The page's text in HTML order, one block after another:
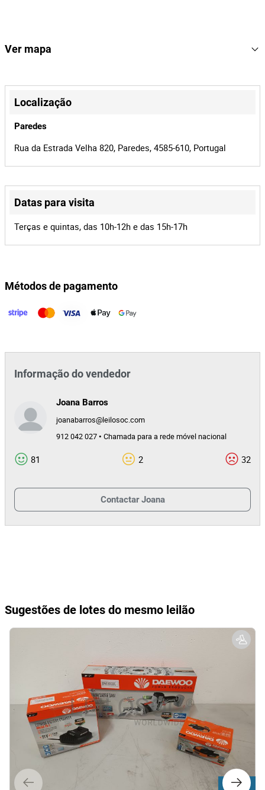
Referência
Id do leilão 42524
Id do lote
Ver mapa
+
−
Leaflet ©OpenStreetMap
Localização
Paredes
Rua da Estrada Velha 820, Paredes, 4585-610, Portugal
Datas para visita
Terças e quintas, das 10h-12h e das 15h-17h
Métodos de pagamento
Informação do vendedor
Joana Barros
joanabarros@leilosoc.com
912 042 027 • Chamada para a rede móvel nacional
81 2 32
Contactar Joana
Sugestões de lotes do mesmo leilão
Lote 467